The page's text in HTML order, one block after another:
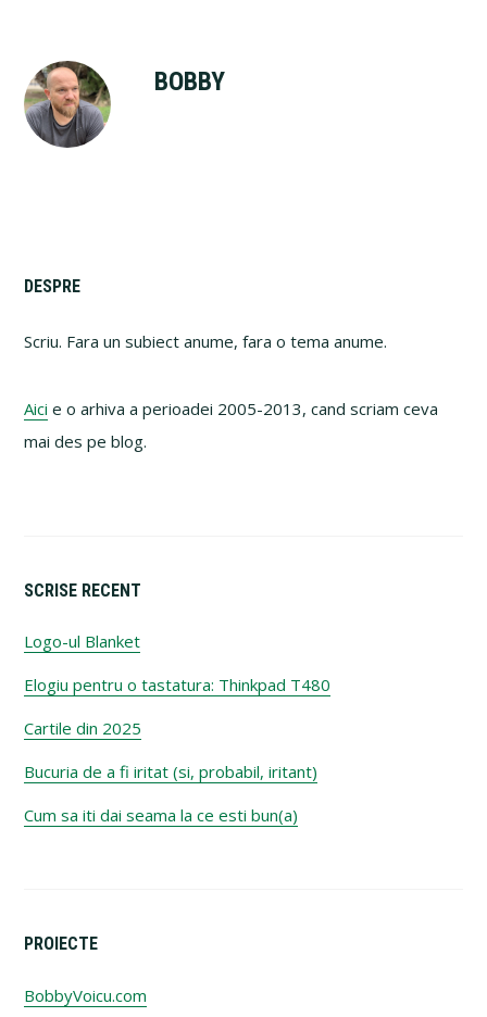
BOBBY
Primary
Sidebar
DESPRE
Scriu. Fara un subiect anume, fara o tema anume.
Aici e o arhiva a perioadei 2005-2013, cand scriam ceva
mai des pe blog.
SCRISE RECENT
Logo-ul Blanket
Elogiu pentru o tastatura: Thinkpad T480
Cartile din 2025
Bucuria de a fi iritat (si, probabil, iritant)
Cum sa iti dai seama la ce esti bun(a)
PROIECTE
BobbyVoicu.com